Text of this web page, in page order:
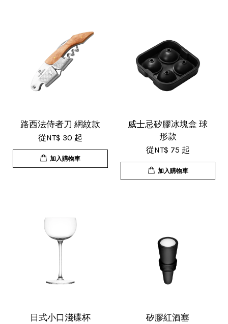
超用心的包裝，非常好用的產品，謝
謝賣家，價格超優惠，CP值超高，推
薦給大家！
杯子的品質非常好、寄出很快速很有
效率，現在買調酒用品都會優先選購
路西法侍者刀 網紋款
從NT$ 30 起
加入購物車
威士忌矽膠冰塊盒 球
形款
從NT$ 75 起
加入購物車
日式小口淺碟杯
矽膠紅酒塞